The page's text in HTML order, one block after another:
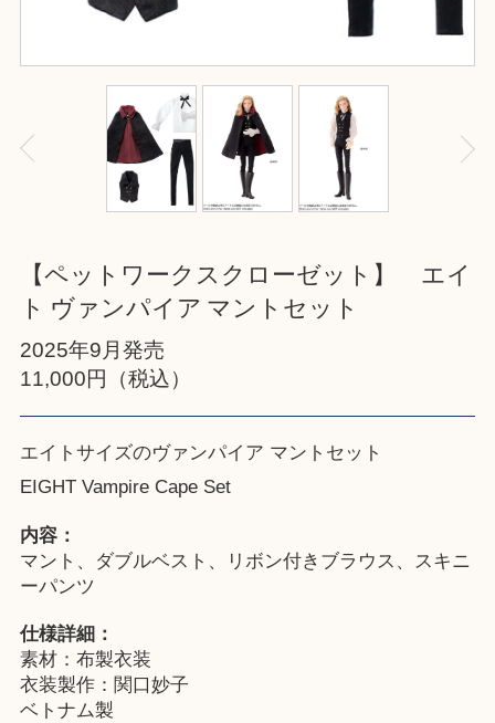
【ペットワークスクローゼット】 エイ
ト ヴァンパイア マントセット
2025年9月発売
11,000円（税込）
エイトサイズのヴァンパイア マントセット
EIGHT Vampire Cape Set
内容：
マント、ダブルベスト、リボン付きブラウス、スキニ
ーパンツ
仕様詳細：
素材：布製衣装
衣装製作：関口妙子
ベトナム製